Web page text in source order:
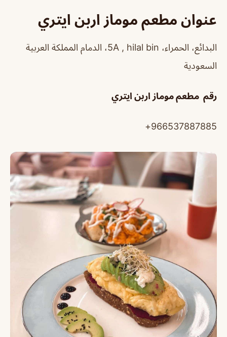
عنوان مطعم موماز اربن ايتري
البدائع، الحمراء، 5A , hilal bin، الدمام المملكة العربية
السعودية
رقم مطعم موماز اربن ايتري
966537887885+